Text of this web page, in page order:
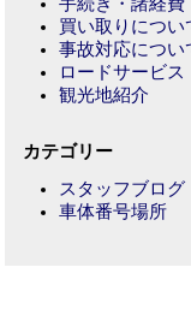
手続き・諸経費
買い取りについ
事故対応につい
ロードサービス
観光地紹介
カテゴリー
スタッフブログ
車体番号場所